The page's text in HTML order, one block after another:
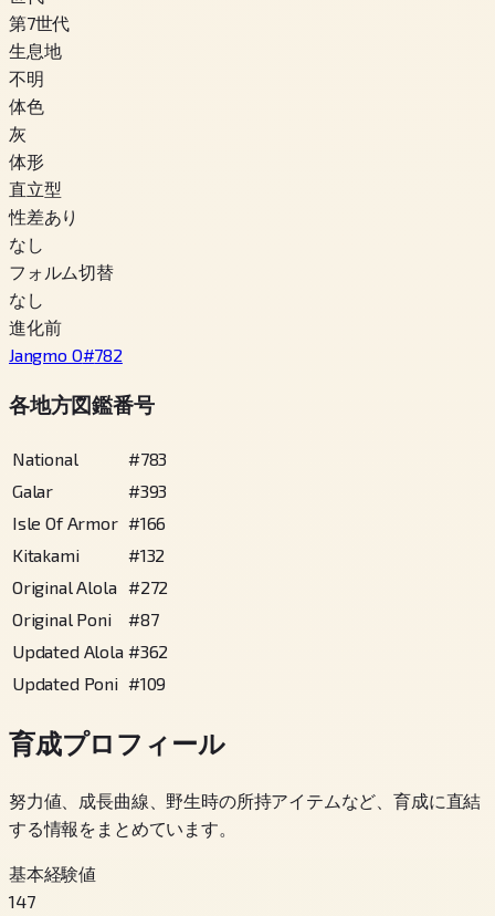
第7世代
生息地
不明
体色
灰
体形
直立型
性差あり
なし
フォルム切替
なし
進化前
Jangmo O#782
各地方図鑑番号
National #783
Galar
#393
Isle Of Armor #166
Kitakami
#132
Original Alola #272
Original Poni
#87
Updated Alola #362
Updated Poni #109
育成プロフィール
努力値、成長曲線、野生時の所持アイテムなど、育成に直結
する情報をまとめています。
基本経験値
147